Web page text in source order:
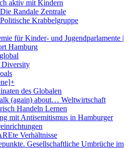
aktiv mit Kindern
Die Randale Zentrale
Politische Krabbelgruppe
für Kinder- und Jugendparlamente |
Hamburg
des Globalen
(again) about… Weltwirtschaft
Handeln Lernen
mit Antisemitismus in Hamburger
Verhältnisse
Gesellschaftliche Umbrüche im